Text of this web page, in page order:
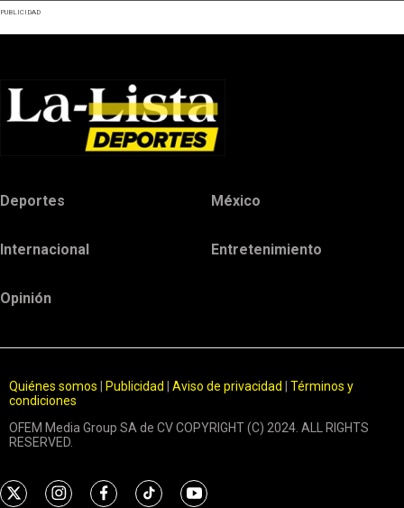
PUBLICIDAD
Deportes México
Internacional Entretenimiento
Opinión
Quiénes somos Publicidad Aviso de privacidad
Términos y
condiciones
OFEM Media Group SA de CV COPYRIGHT (C) 2024. ALL RIGHTS
RESERVED.
t i f t y